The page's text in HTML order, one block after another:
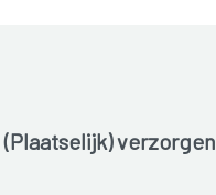
(Plaatselijk) verzorgen